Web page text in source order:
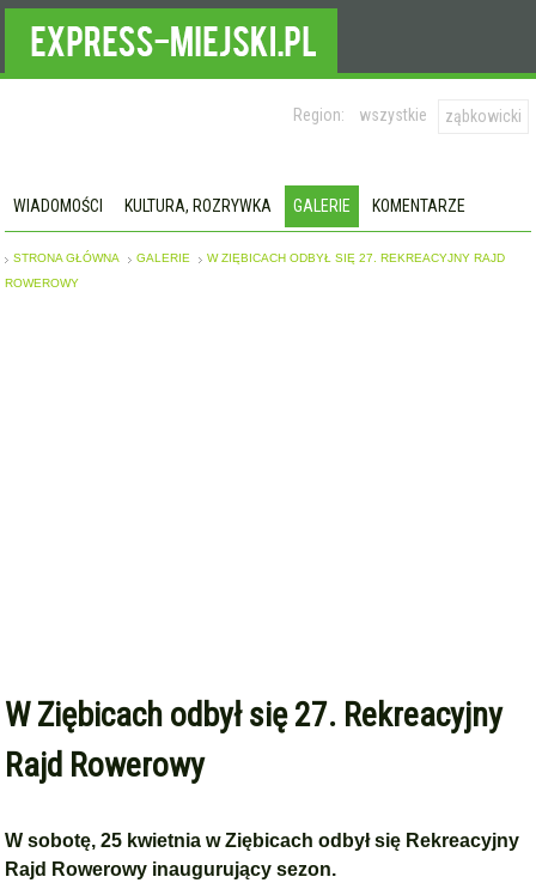
Region: wszystkie ząbkowicki
WIADOMOŚCI KULTURA, ROZRYWKA GALERIE KOMENTARZE
STRONA GŁÓWNA GALERIE
W ZIĘBICACH ODBYŁ SIĘ 27. REKREACYJNY RAJD
ROWEROWY
W Ziębicach odbył się 27. Rekreacyjny
Rajd Rowerowy
W sobotę, 25 kwietnia w Ziębicach odbył się Rekreacyjny
Rajd Rowerowy inaugurujący sezon.